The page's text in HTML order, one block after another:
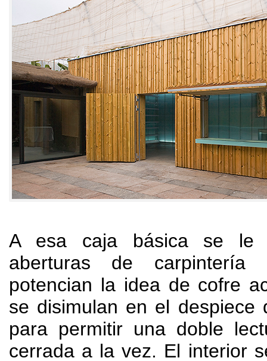
A esa caja básica se le
aberturas de carpintería
potencian la idea de cofre
se disimulan en el despiece
para permitir una doble
cerrada a la vez. El interior